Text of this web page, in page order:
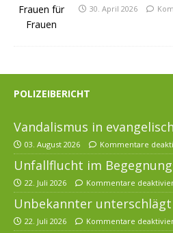
30. April 2026
POLIZEIBERICHT
Vandalismus in
03. August 2026 Kommentare
Unfallflucht im
22. Juli 2026 Kommentare
Unbekannter
22. Juli 2026 Kommentare